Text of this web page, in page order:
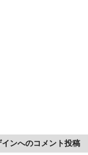
ンへのコメント投稿